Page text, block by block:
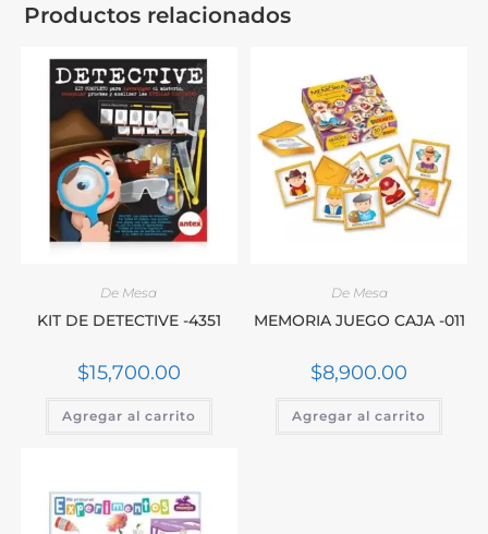
Productos relacionados
De Mesa
KIT DE DETECTIVE -4351
$15,700.00
Agregar al carrito
De Mesa
MEMORIA JUEGO CAJA -011
$8,900.00
Agregar al carrito